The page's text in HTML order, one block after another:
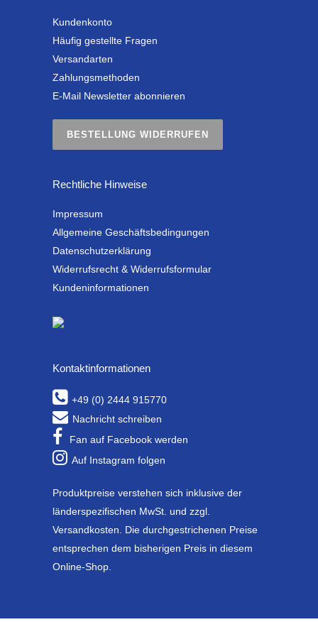
Kundenkonto
Häufig gestellte Fragen
Versandarten
Zahlungsmethoden
E-Mail Newsletter abonnieren
BESTELLUNG WIDERRUFEN
Rechtliche Hinweise
Impressum
Allgemeine Geschäftsbedingungen
Datenschutzerklärung
Widerrufsrecht & Widerrufsformular
Kundeninformationen
Kontaktinformationen
+49 (0) 2444 915770
Nachricht schreiben
Fan auf Facebook werden
Auf Instagram folgen
Produktpreise verstehen sich inklusive der
länderspezifischen MwSt. und zzgl.
Versandkosten. Die durchgestrichenen Preise
entsprechen dem bisherigen Preis in diesem
Online-Shop.